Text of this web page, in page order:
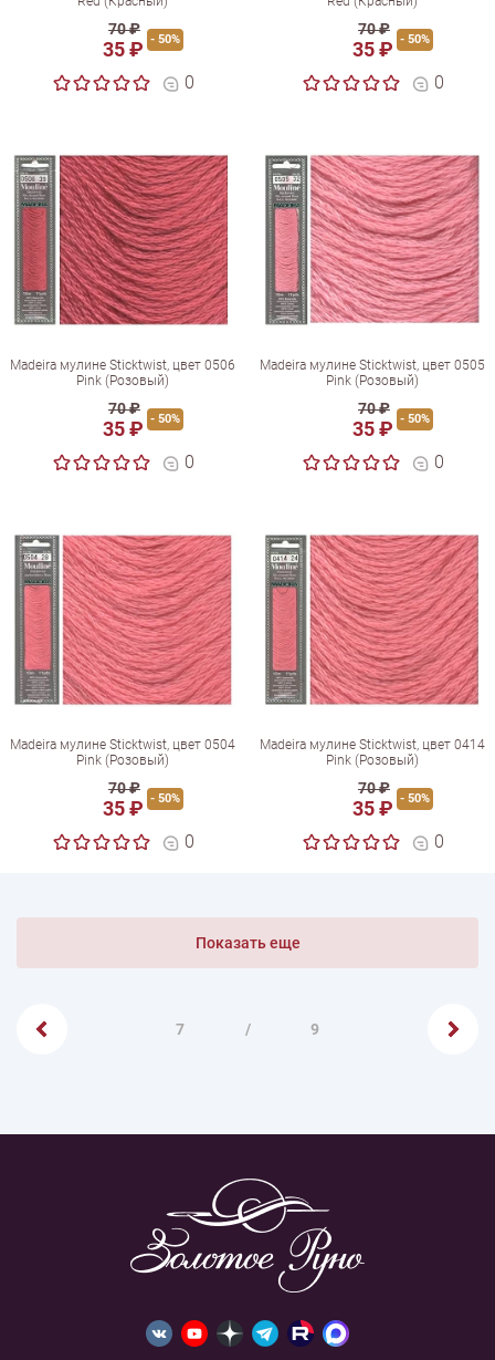
70 ₽
35 ₽ - 50%
0
70 ₽
35 ₽ - 50%
0
Madeira мулине Sticktwist, цвет 0506
Pink (Розовый)
70 ₽
35 ₽ - 50%
0
Madeira мулине Sticktwist, цвет 0505
Pink (Розовый)
70 ₽
35 ₽ - 50%
0
Madeira мулине Sticktwist, цвет 0504
Pink (Розовый)
70 ₽
35 ₽ - 50%
0
Madeira мулине Sticktwist, цвет 0414
Pink (Розовый)
70 ₽
35 ₽ - 50%
0
Показать еще
7 / 9